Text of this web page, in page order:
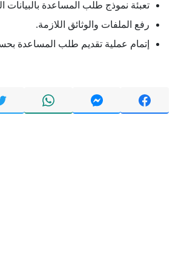
تعبئة نموذج طلب المساعدة بالبيانات
رفع الملفات والوثائق اللازمة.
إتمام عملية تقديم طلب المساعدة